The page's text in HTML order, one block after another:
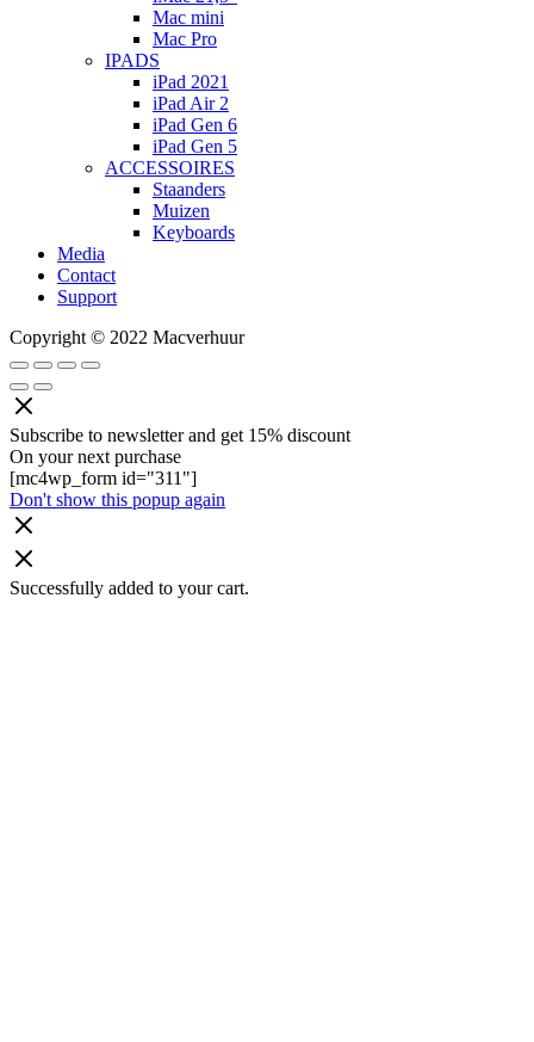
Mac mini
Mac Pro
IPADS
iPad 2021
iPad Air 2
iPad Gen 6
iPad Gen 5
ACCESSOIRES
Staanders
Muizen
Keyboards
Media
Contact
Support
Copyright © 2022 Macverhuur
Subscribe to newsletter and get 15% discount
On your next purchase
[mc4wp_form id="311"]
Don't show this popup again
Successfully added to your cart.